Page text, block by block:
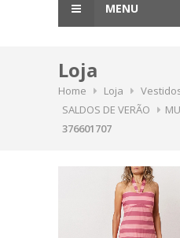
MENU
Loja
Home Loja
SALDOS DE VERÃO
376601707